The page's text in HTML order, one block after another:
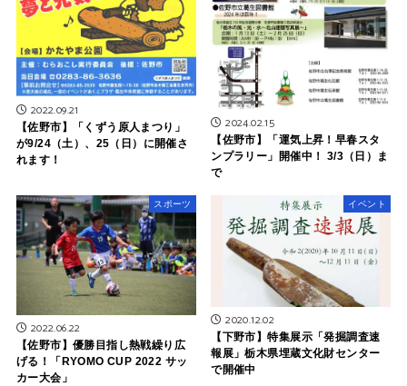
2022.09.21
【佐野市】「くずう原人まつり」
が9/24（土）、25（日）に開催さ
れます！
2024.02.15
【佐野市】「運気上昇！早春スタ
ンプラリー」開催中！ 3/3（日）ま
で
スポーツ
2022.06.22
【佐野市】優勝目指し熱戦繰り広
げる！「RYOMO CUP 2022 サッ
カー大会」
イベント
2020.12.02
【下野市】特集展示「発掘調査速
報展」栃木県埋蔵文化財センター
で開催中